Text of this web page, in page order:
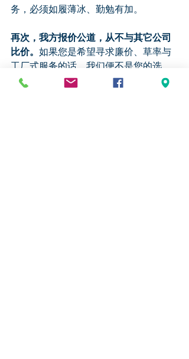
务，必须如履薄冰、勤勉有加。
再次，我方报价公道，从不与其它公司
比价。 如果您是希望寻求廉价、草率与
工厂式服务的话，我们便不是您的选
择。